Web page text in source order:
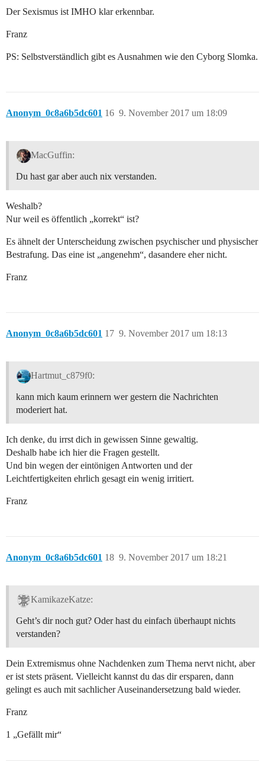
Der Sexismus ist IMHO klar erkennbar.
Franz
PS: Selbstverständlich gibt es Ausnahmen wie den Cyborg Slomka.
Anonym_0c8a6b5dc601 9. November 2017 um 18:09
16
MacGuffin:
Du hast gar aber auch nix verstanden.
Weshalb?
Nur weil es öffentlich „korrekt“ ist?
Es ähnelt der Unterscheidung zwischen psychischer und physischer
Bestrafung. Das eine ist „angenehm“, dasandere eher nicht.
Franz
Anonym_0c8a6b5dc601 9. November 2017 um 18:13
17
Hartmut_c879f0:
kann mich kaum erinnern wer gestern die Nachrichten
moderiert hat.
Ich denke, du irrst dich in gewissen Sinne gewaltig.
Deshalb habe ich hier die Fragen gestellt.
Und bin wegen der eintönigen Antworten und der
Leichtfertigkeiten ehrlich gesagt ein wenig irritiert.
Franz
Anonym_0c8a6b5dc601 9. November 2017 um 18:21
18
KamikazeKatze:
Geht’s dir noch gut? Oder hast du einfach überhaupt nichts
verstanden?
Dein Extremismus ohne Nachdenken zum Thema nervt nicht, aber
er ist stets präsent. Vielleicht kannst du das dir ersparen, dann
gelingt es auch mit sachlicher Auseinandersetzung bald wieder.
Franz
1 „Gefällt mir“